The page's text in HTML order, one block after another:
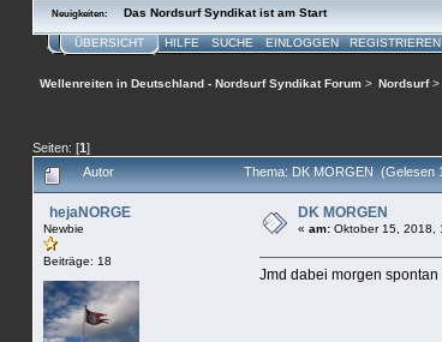
Neuigkeiten: Das Nordsurf Syndikat ist am Start
ÜBERSICHT HILFE SUCHE EINLOGGEN REGISTRIEREN
Wellenreiten in Deutschland - Nordsurf Syndikat Forum > Nordsurf>
Seiten: [1]
Autor Thema: DK MORGEN (Gelesen
hejaNORGE
Newbie
Beiträge: 18
DK MORGEN
«am: Oktober 15, 2018,
Jmd dabei morgen spontan